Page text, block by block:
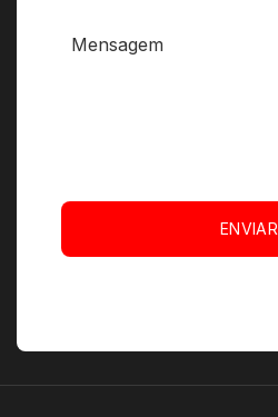
ENVIAR